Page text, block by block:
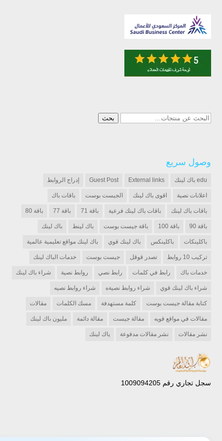
البحث
بحث
وصول سريع
edu باك لينك External links
Guest Post إدراج الروابط
اعلانات نصية اقوى باك لينك الجيست بوست باقات باك
باقات باك لينك باقات باك لينك فرعية باقة 71 باقة 77 باقة 80
باقة 90 باقة 100 باقة جيست بوست باك لينط باك لينك
باكلينكات باكلينكس باك لينك قوي باك لينك مواقع تعليمية عالمية
تركيب 10 روابط تصدر قوقل جيست بوست خدمات الباك لينك
خدمات باك رابط في كلمات رابط نصي روابط نصية شراء باك لينك
شراء باك لينك قوي شراء روابط نصيةه شراء روابط نصيه
كتابة مقالة جيست بوست كلمة مستهدفة مسك الكلمات مقالات
مقالات في مواقع قويه مقالة جيست مقالة دائمة مليون باك لينك
نشر مقالات نشر مقالات مدفوعة ياك لينك
سجل تجاري رقم 1009094205